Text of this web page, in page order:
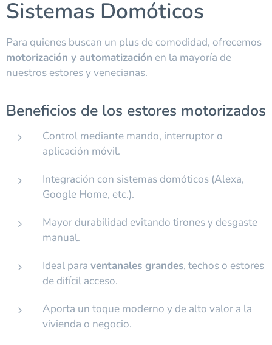
Sistemas Domóticos
Para quienes buscan un plus de comodidad, ofrecemos
motorización y automatización en la mayoría de
nuestros estores y venecianas.
Beneficios de los estores motorizados
Control mediante mando, interruptor o
aplicación móvil.
Integración con sistemas domóticos (Alexa,
Google Home, etc.).
Mayor durabilidad evitando tirones y desgaste
manual.
Ideal para ventanales grandes, techos o estores
de difícil acceso.
Aporta un toque moderno y de alto valor a la
vivienda o negocio.